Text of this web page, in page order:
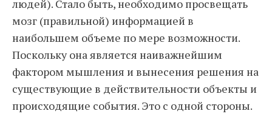
людей). Стало быть, необходимо просвещать
мозг (правильной) информацией в
наибольшем объеме по мере возможности.
Поскольку она является наиважнейшим
фактором мышления и вынесения решения на
существующие в действительности объекты и
происходящие события. Это с одной стороны.